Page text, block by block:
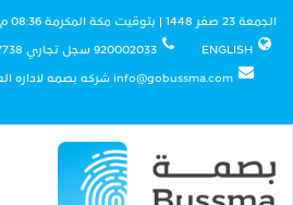
الجمعة 23 صفر 1448 | بتوقيت مكة المكرمة 08:36 م
ENGLISH 920002033 سجل تجاري 1010237738
info@gobussma.com شركه بصمه لاداره العقارات